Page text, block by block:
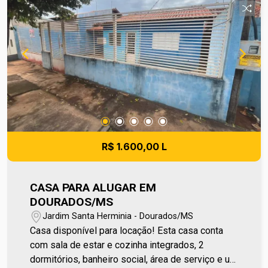
bem-estar, como academia, piscina e salão de
festas. Está situado em uma localização
privilegiada, conectando aos principais pontos da
cidade. Uma excelente escolha para viver com
estilo e exclusividade! Entre em contato e
agende sua visita no número (67) 2108-2121. Os
valores de IPTU e Condomínio poderão sofrer
reajustes de valores sem aviso prévio, pois são
de responsabilidade da administradora do
condomínio e prefeitura municipal. A metragem
informada é aproximada e pode apresentar
R$ 1.600,00 L
CASA PARA ALUGAR EM
DOURADOS/MS
Jardim Santa Herminia - Dourados/MS
Casa disponível para locação! Esta casa conta
com sala de estar e cozinha integrados, 2
dormitórios, banheiro social, área de serviço e um